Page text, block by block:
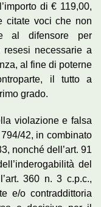
di € 119,00,
citate voci che non
al difensore per
resesi necessarie a
al fine di poterne
il tutto a
grado.
violazione e falsa
42, in combinato
nonché dell’art. 91
del
360 n. 3 c.p.c.,
e/o contraddittoria